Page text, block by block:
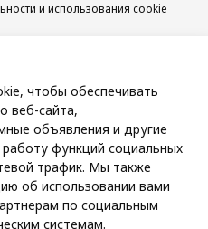
и использования cookie
чтобы обеспечивать
веб-сайта,
объявления и другие
функций социальных
трафик. Мы также
об использовании вами
по социальным
системам.